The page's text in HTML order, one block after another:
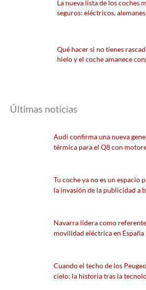
La nueva lista de los coches
seguros: eléctricos,
Qué hacer si no tienes
hielo y el coche amanece
Últimas noticias
Audi confirma una nueva
térmica para el Q8 con
Tu coche ya no es un espacio
la invasión de la publicidad a
Navarra lidera como
movilidad eléctrica en España
Cuando el techo de los
cielo: la historia tras la